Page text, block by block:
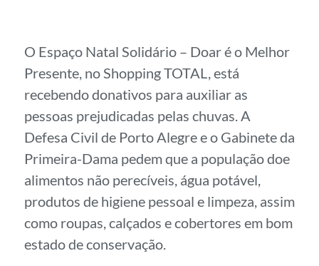
O Espaço Natal Solidário – Doar é o Melhor
Presente, no Shopping TOTAL, está
recebendo donativos para auxiliar as
pessoas prejudicadas pelas chuvas. A
Defesa Civil de Porto Alegre e o Gabinete da
Primeira-Dama pedem que a população doe
alimentos não perecíveis, água potável,
produtos de higiene pessoal e limpeza, assim
como roupas, calçados e cobertores em bom
estado de conservação.